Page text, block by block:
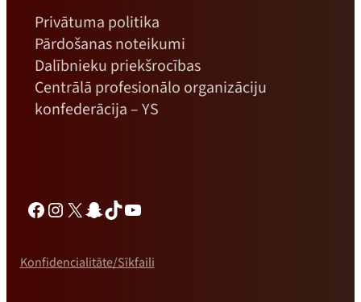
Privātuma politika
Pārdošanas noteikumi
Dalībnieku priekšrocības
Centrālā profesionālo organizāciju
konfederācija – YS
Konfidencialitāte/Sīkfaili
Facebook
Instagram
X Snapchat
TikTokYouTube